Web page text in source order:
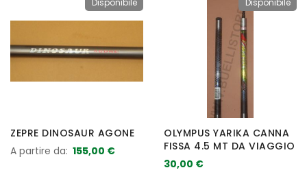
ZEPRE DINOSAUR AGONE
A partire da 155,00 €
OLYMPUS YARIKA CANNA
FISSA 4.5 MT DA VIAGGIO
30,00 €